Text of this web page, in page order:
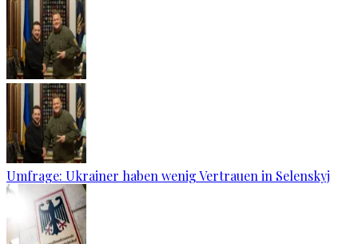
Umfrage: Ukrainer haben wenig Vertrauen in Selenskyj